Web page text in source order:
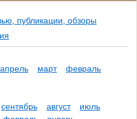
публикации, обзоры
апрель март
февраль
сентябрь август
июль